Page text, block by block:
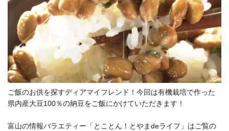
ご飯のお供を探すディアマイフレンド！今回は有機栽培で作った
県内産大豆100％の納豆をご飯にかけていただきます！
富山の情報バラエティー「とことん！とやまdeライフ」はご覧の